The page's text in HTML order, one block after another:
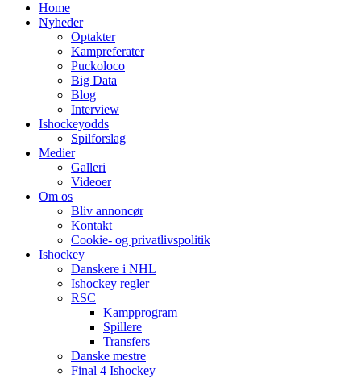
Home
Nyheder
Optakter
Kampreferater
Puckoloco
Big Data
Blog
Interview
Ishockeyodds
Spilforslag
Medier
Galleri
Videoer
Om os
Bliv annoncør
Kontakt
Cookie- og privatlivspolitik
Ishockey
Danskere i NHL
Ishockey regler
RSC
Kampprogram
Spillere
Transfers
Danske mestre
Final 4 Ishockey